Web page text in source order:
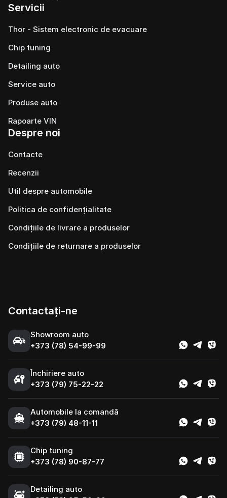
Servicii
Thor - Sistem electronic de evacuare
Chip tuning
Detailing auto
Service auto
Produse auto
Rapoarte VIN
Despre noi
Contacte
Recenzii
Util despre automobile
Politica de confidențialitate
Condițiile de livrare a produselor
Condițiile de returnare a produselor
Contactați-ne
Showroom auto
+373 (78) 54-99-99
Închiriere auto
+373 (79) 75-22-22
Automobile la comandă
+373 (79) 48-11-11
Chip tuning
+373 (78) 90-87-77
Detailing auto